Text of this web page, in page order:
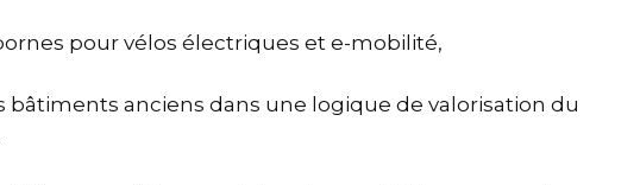
pour vélos électriques et e-mobilité,
bâtiments anciens dans une logique de valorisation du